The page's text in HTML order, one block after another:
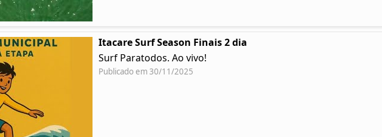
Itacare Surf Season Finais 2 dia
Surf Paratodos. Ao vivo!
Publicado em 30/11/2025